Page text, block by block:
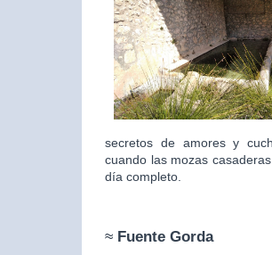
secretos de amores y
cuando las mozas
día completo.
≈ Fuente Gorda